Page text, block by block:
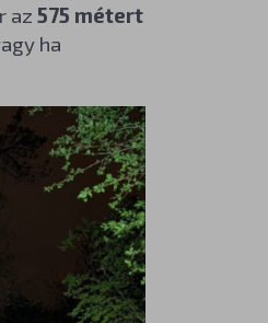
az 575 métert
ha